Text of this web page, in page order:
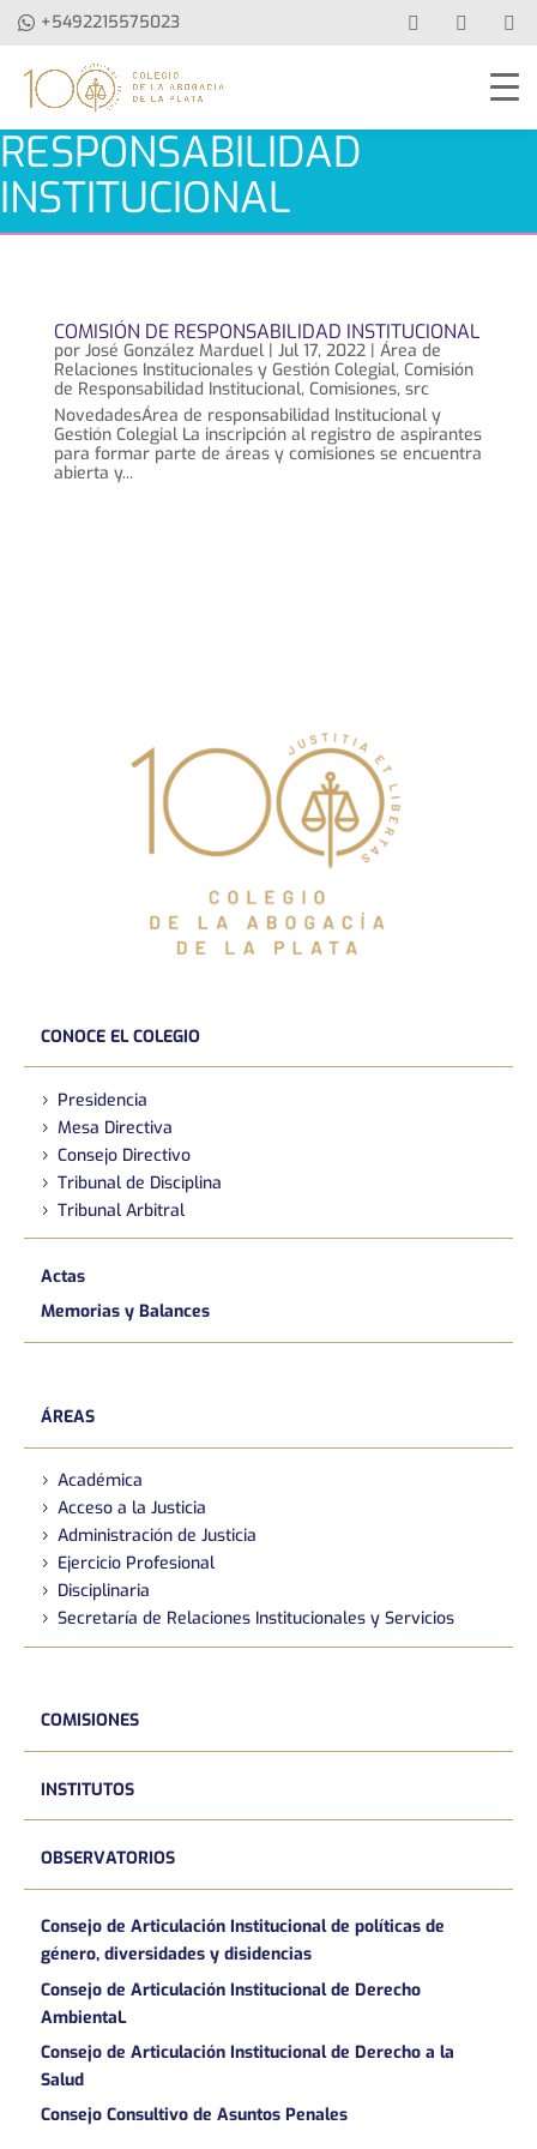
+5492215575023
RESPONSABILIDAD
INSTITUCIONAL
COMISIÓN DE RESPONSABILIDAD INSTITUCIONAL
por José González Marduel| Jul 17, 2022| Área de
Relaciones Institucionales y Gestión Colegial, Comisión
de Responsabilidad Institucional, Comisiones, src
NovedadesÁrea de responsabilidad Institucional y
Gestión Colegial La inscripción al registro de aspirantes
para formar parte de áreas y comisiones se encuentra
abierta y...
CONOCE EL COLEGIO
Presidencia
Mesa Directiva
Consejo Directivo
Tribunal de Disciplina
Tribunal Arbitral
Actas
Memorias y Balances
ÁREAS
Académica
Acceso a la Justicia
Administración de Justicia
Ejercicio Profesional
Disciplinaria
Secretaría de Relaciones Institucionales y Servicios
COMISIONES
INSTITUTOS
OBSERVATORIOS
Consejo de Articulación Institucional de políticas de
género, diversidades y disidencias
Consejo de Articulación Institucional de Derecho
AmbientaL
Consejo de Articulación Institucional de Derecho a la
Salud
Consejo Consultivo de Asuntos Penales